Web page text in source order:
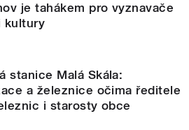
je tahákem pro vyznavače
kultury
stanice Malá Skála:
a železnice očima ředitele
i starosty obce